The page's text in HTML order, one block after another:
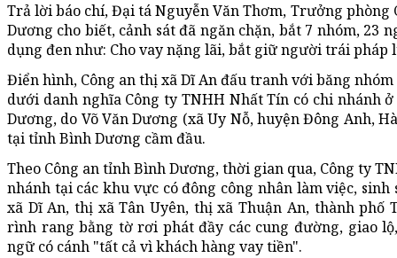
Trả lời báo chí, Đại tá Nguyễn Văn Thơm, Trưởng phòng
Dương cho biết, cảnh sát đã ngăn chặn, bắt 7 nhóm, 23
dụng đen như: Cho vay nặng lãi, bắt giữ người trái pháp
Điển hình, Công an thị xã Dĩ An đấu tranh với băng
dưới danh nghĩa Công ty TNHH Nhất Tín có chi nhánh
Dương, do Võ Văn Dương (xã Uy Nỗ, huyện Đông Anh,
tại tỉnh Bình Dương cầm đầu.
Theo Công an tỉnh Bình Dương, thời gian qua, Công ty
nhánh tại các khu vực có đông công nhân làm việc,
xã Dĩ An, thị xã Tân Uyên, thị xã Thuận An, thành phố
rình rang bằng tờ rơi phát đầy các cung đường, giao
ngữ có cánh "tất cả vì khách hàng vay tiền".